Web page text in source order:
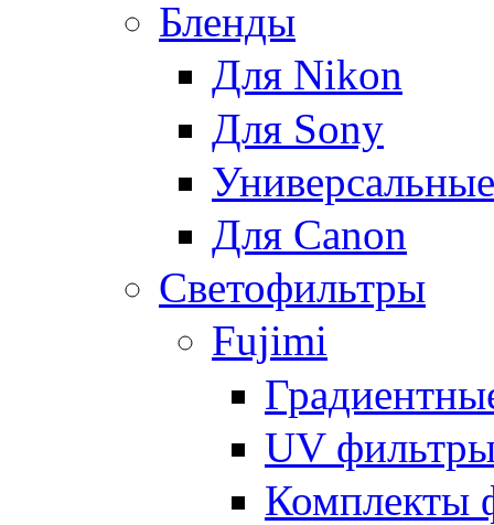
Бленды
Для Nikon
Для Sony
Универсальные
Для Canon
Светофильтры
Fujimi
UV
Комплекты